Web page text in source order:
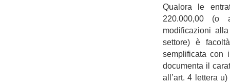
Qualora le
220.000,00 (o
modificazioni
settore) è
semplificata con
documenta il
all’art. 4 lettera